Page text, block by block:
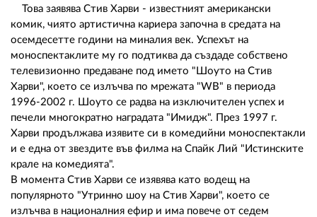
Това заявява Стив Харви - известният американски
комик, чиято артистична кариера започна в средата на
осемдесетте години на миналия век. Успехът на
моноспектаклите му го подтиква да създаде собствено
телевизионно предаване под името "Шоуто на Стив
Харви", което се излъчва по мрежата "WB" в периода
1996-2002 г. Шоуто се радва на изключителен успех и
печели многократно наградата "Имидж". През 1997 г.
Харви продължава изявите си в комедийни моноспектакли
и е една от звездите във филма на Спайк Лий "Истинските
крале на комедията".
В момента Стив Харви се изявява като водещ на
популярното "Утринно шоу на Стив Харви", което се
излъчва в националния ефир и има повече от седем
ПОЛИТИКА ЗА БИСКВИТКИТЕ
ПОВЕРИТЕЛНОСТ
02 975 20 35